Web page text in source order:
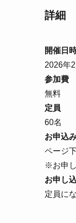
詳細
開催日
2026年
参加費
無料
定員
60名
お申込
ページ
※お申
お申し
定員に